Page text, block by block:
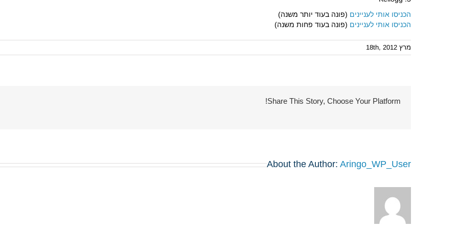
הכניסו אותי לעניינים (פונה בעוד יותר משנה)
הכניסו אותי לעניינים (פונה בעוד פחות משנה)
מרץ 18th, 2012
Share This Story, Choose Your Platform!
About the Author: Aringo_WP_User